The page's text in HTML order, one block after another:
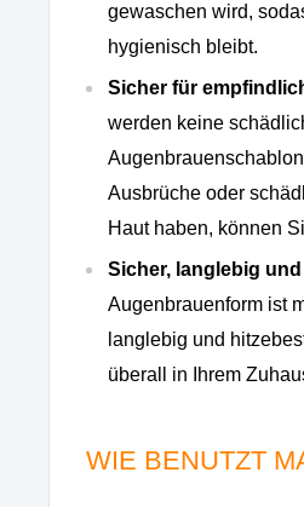
gewaschen wird,
hygienisch bleibt.
Sicher für
werden keine
Ausbrüche oder
Haut haben, können
Sicher, langlebig
Augenbrauenform ist
langlebig und
überall in Ihrem
WIE BENUTZT